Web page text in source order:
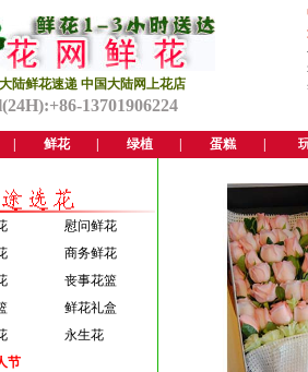
陆鲜花速递 中国大陆网上花店
13701906224
鲜花 绿植 蛋糕
慰问鲜花
商务鲜花
丧事花篮
鲜花礼盒
永生花
节